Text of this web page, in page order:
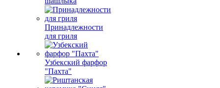
Принадлежности
для гриля
Узбекский фарфор
"Пахта"